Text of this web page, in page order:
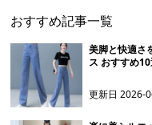
おすすめ記事一覧
美脚と快適さ
ス おすすめ
更新日2026-